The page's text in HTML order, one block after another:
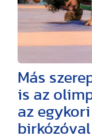
Más
is az
az
birkózóval